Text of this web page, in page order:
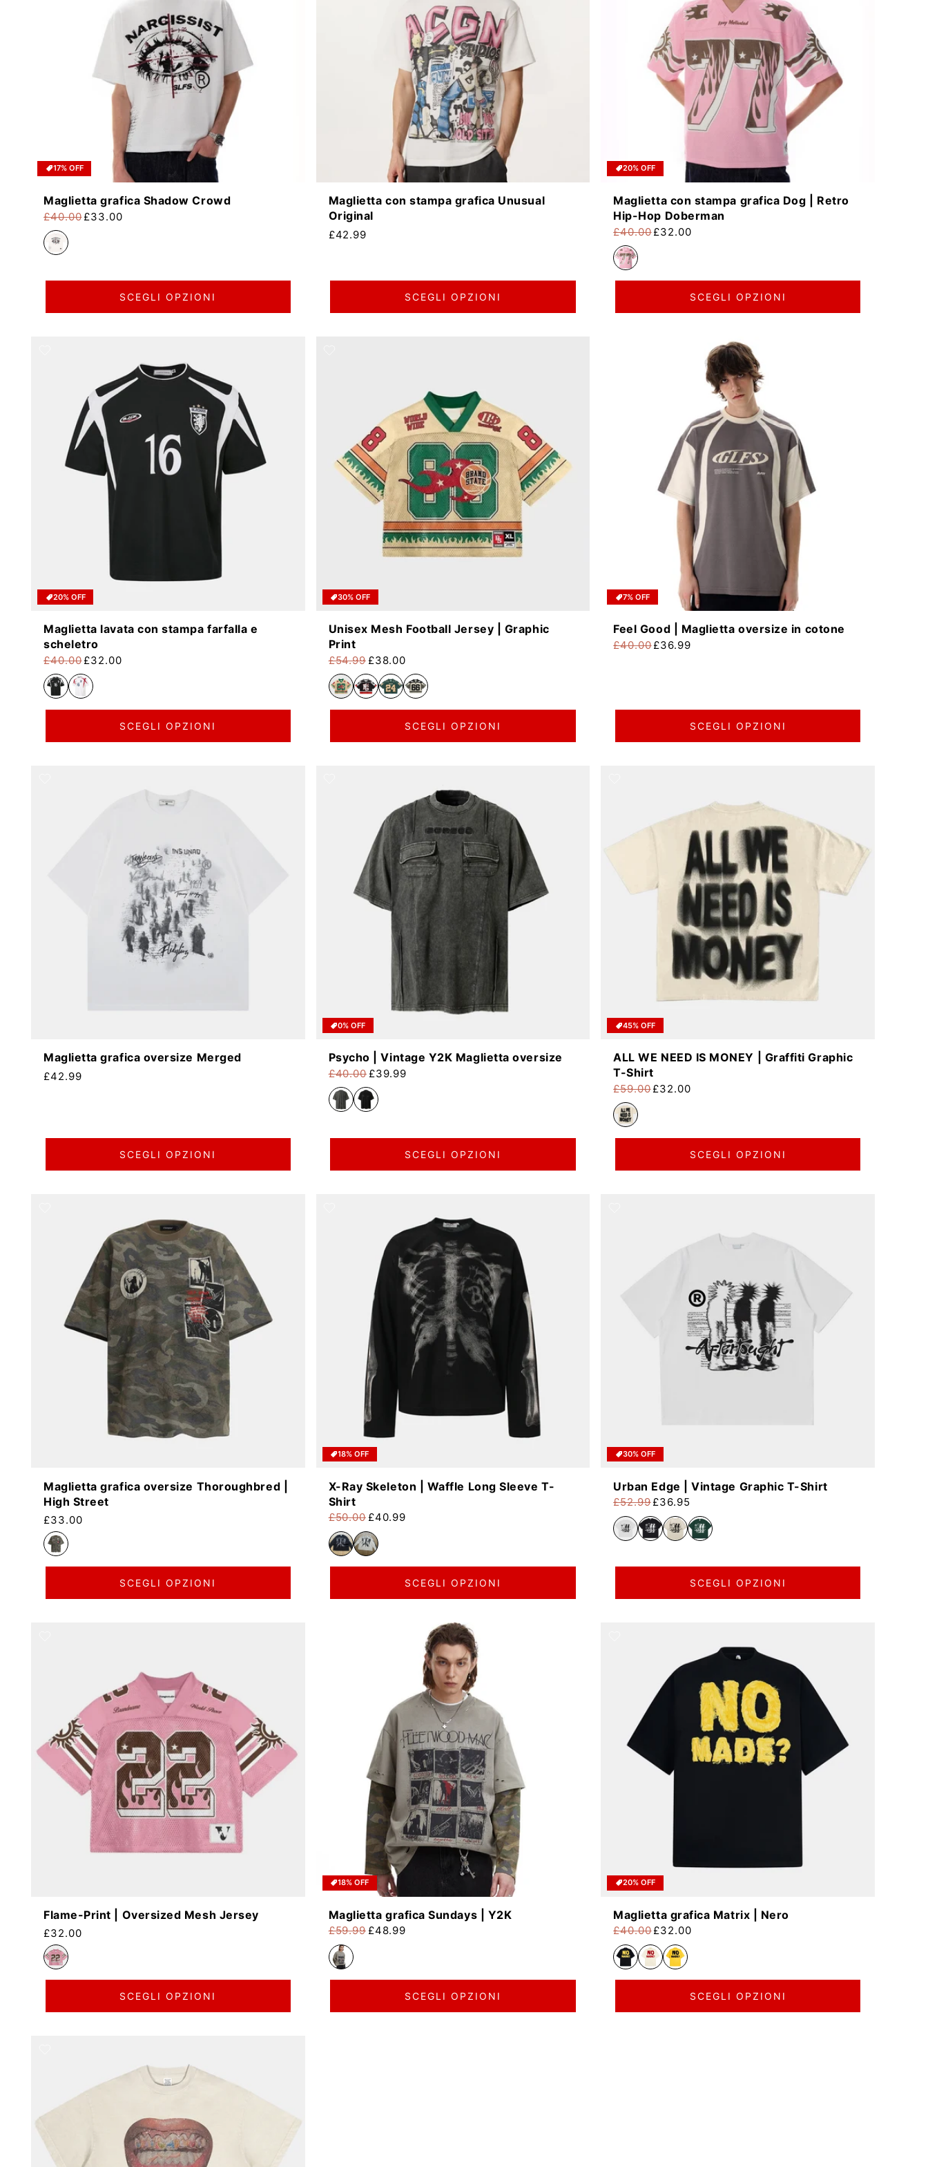
17% OFF
Maglietta grafica Shadow Crowd
Prezzo di listino
£40.00
Prezzo scontato
£33.00
SCEGLI OPZIONI
Maglietta con stampa grafica Unusual
Original
Prezzo di listino
£42.99
SCEGLI OPZIONI
20% OFF
Maglietta con stampa grafica Dog | Retro
Hip-Hop Doberman
Prezzo di listino
£40.00
Prezzo scontato
£32.00
SCEGLI OPZIONI
20% OFF
Maglietta lavata con stampa farfalla e
scheletro
Prezzo di listino
£40.00
Prezzo scontato
£32.00
SCEGLI OPZIONI
30% OFF
Unisex Mesh Football Jersey | Graphic
Print
Prezzo di listino
£54.99
Prezzo scontato
£38.00
SCEGLI OPZIONI
7% OFF
Feel Good | Maglietta oversize in cotone
Prezzo di listino
£40.00
Prezzo scontato
£36.99
SCEGLI OPZIONI
Maglietta grafica oversize Merged
Prezzo di listino
£42.99
SCEGLI OPZIONI
0% OFF
Psycho | Vintage Y2K Maglietta oversize
Prezzo di listino
£40.00
Prezzo scontato
£39.99
SCEGLI OPZIONI
45% OFF
ALL WE NEED IS MONEY | Graffiti Graphic
T-Shirt
Prezzo di listino
£59.00
Prezzo scontato
£32.00
SCEGLI OPZIONI
Maglietta grafica oversize Thoroughbred |
High Street
Prezzo di listino
£33.00
SCEGLI OPZIONI
18% OFF
X-Ray Skeleton | Waffle Long Sleeve T-
Shirt
Prezzo di listino
£50.00
Prezzo scontato
£40.99
SCEGLI OPZIONI
30% OFF
Urban Edge | Vintage Graphic T-Shirt
Prezzo di listino
£52.99
Prezzo scontato
£36.95
SCEGLI OPZIONI
Flame-Print | Oversized Mesh Jersey
Prezzo di listino
£32.00
SCEGLI OPZIONI
18% OFF
Maglietta grafica Sundays | Y2K
Prezzo di listino
£59.99
Prezzo scontato
£48.99
SCEGLI OPZIONI
20% OFF
Maglietta grafica Matrix | Nero
Prezzo di listino
£40.00
Prezzo scontato
£32.00
SCEGLI OPZIONI